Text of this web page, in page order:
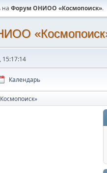
на Форум ОНИОО «Космопоиск».
15:17:14
Календарь